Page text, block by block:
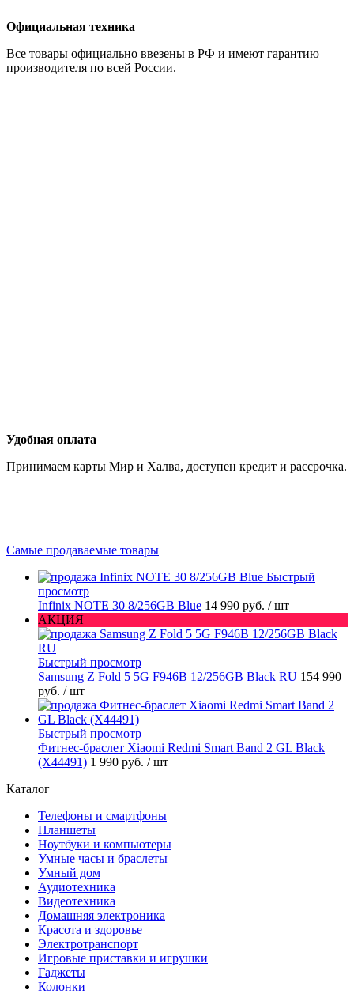
Официальная техника
Все товары официально ввезены в РФ и имеют гарантию
производителя по всей России.
Удобная оплата
Принимаем карты Мир и Халва, доступен кредит и рассрочка.
Самые продаваемые товары
Быстрый
просмотр
Infinix NOTE 30 8/256GB Blue 14 990 руб. / шт
АКЦИЯ
Быстрый просмотр
Samsung Z Fold 5 5G F946B 12/256GB Black RU 154 990
руб. / шт
Быстрый просмотр
Фитнес-браслет Xiaomi Redmi Smart Band 2 GL Black
(X44491) 1 990 руб. / шт
Каталог
Телефоны и смартфоны
Планшеты
Ноутбуки и компьютеры
Умные часы и браслеты
Умный дом
Аудиотехника
Видеотехника
Домашняя электроника
Красота и здоровье
Электротранспорт
Игровые приставки и игрушки
Гаджеты
Колонки